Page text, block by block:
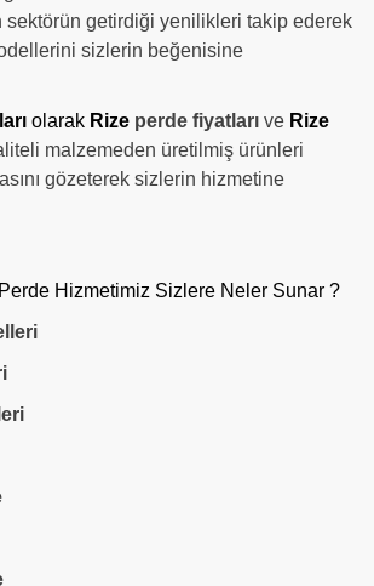
sektörün getirdiği yenilikleri takip ederek
sizlerin beğenisine
olarak Rize perde fiyatları ve Rize
malzemeden üretilmiş ürünleri
gözeterek sizlerin hizmetine
Hizmetimiz Sizlere Neler Sunar ?